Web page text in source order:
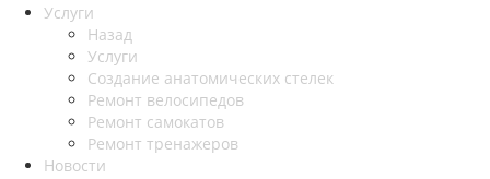
Услуги
Назад
Услуги
Создание анатомических стелек
Ремонт велосипедов
Ремонт самокатов
Ремонт тренажеров
Новости